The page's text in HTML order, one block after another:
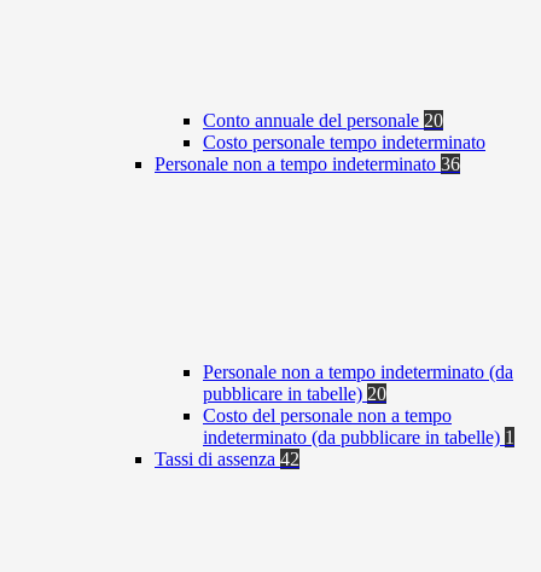
Conto annuale del personale 20
Costo personale tempo indeterminato
Personale non a tempo indeterminato 36
Personale non a tempo indeterminato (da
pubblicare in tabelle) 20
Costo del personale non a tempo
indeterminato (da pubblicare in tabelle) 1
Tassi di assenza 42